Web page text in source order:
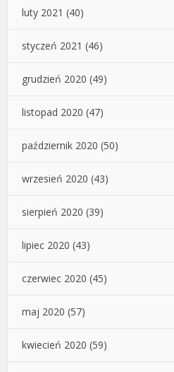
luty 2021 (40)
styczeń 2021 (46)
grudzień 2020 (49)
listopad 2020 (47)
październik 2020 (50)
wrzesień 2020 (43)
sierpień 2020 (39)
lipiec 2020 (43)
czerwiec 2020 (45)
maj 2020 (57)
kwiecień 2020 (59)